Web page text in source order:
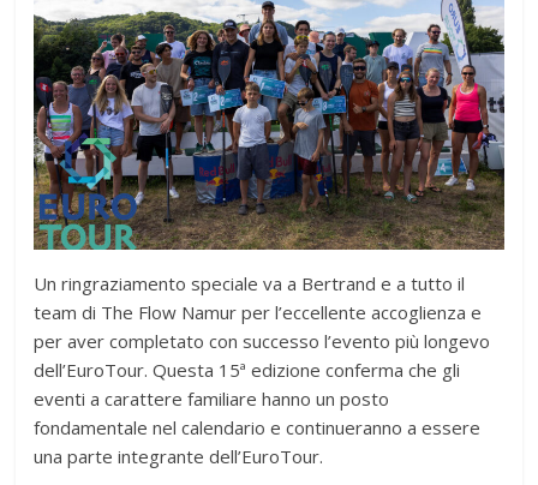
Un ringraziamento speciale va a Bertrand e a tutto il
team di The Flow Namur per l’eccellente accoglienza e
per aver completato con successo l’evento più longevo
dell’EuroTour. Questa 15ª edizione conferma che gli
eventi a carattere familiare hanno un posto
fondamentale nel calendario e continueranno a essere
una parte integrante dell’EuroTour.